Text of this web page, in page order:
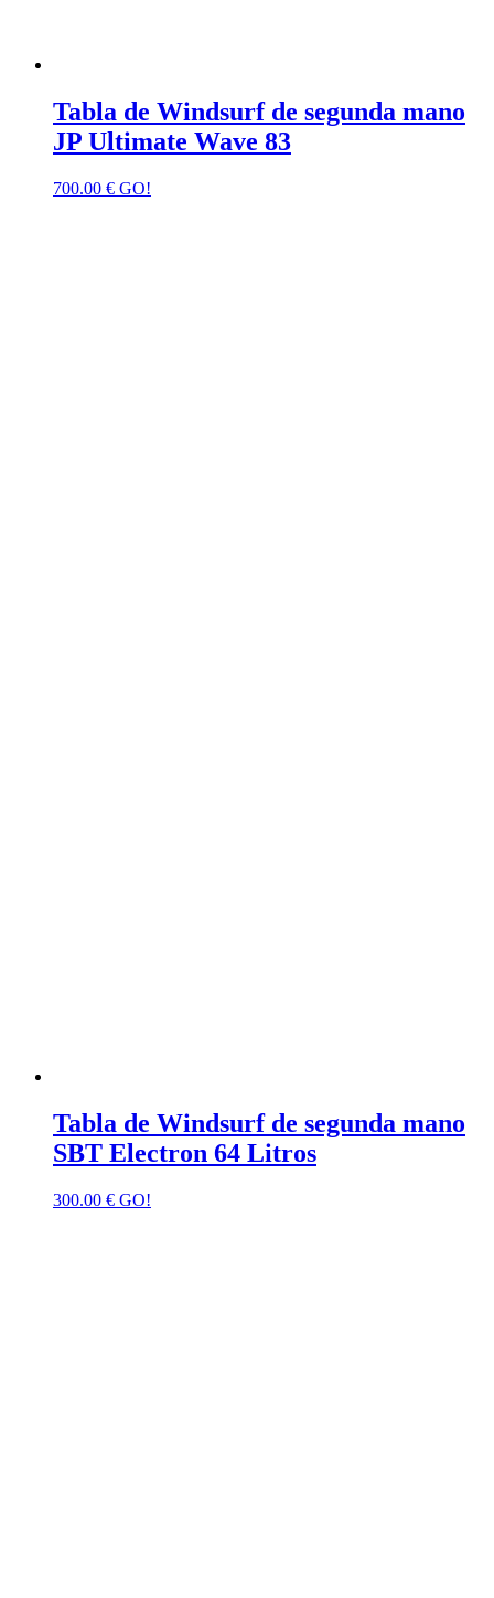
Tabla de Windsurf de segunda mano
JP Ultimate Wave 83
700.00 € GO!
Tabla de Windsurf de segunda mano
SBT Electron 64 Litros
300.00 € GO!